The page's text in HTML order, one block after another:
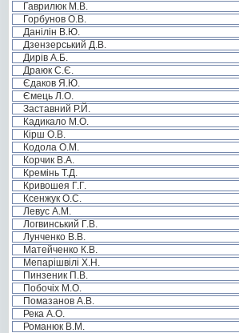
Гаврилюк М.В.
Горбунов О.В.
Данілін В.Ю.
Дзензерський Д.В.
Дирів А.Б.
Драюк С.Є.
Єдаков Я.Ю.
Ємець Л.О.
Заставний Р.Й.
Кадикало М.О.
Кірш О.В.
Кодола О.М.
Корчик В.А.
Кремінь Т.Д.
Кривошея Г.Г.
Ксенжук О.С.
Левус А.М.
Логвинський Г.В.
Лунченко В.В.
Матейченко К.В.
Мепарішвілі Х.Н.
Пинзеник П.В.
Побочіх М.О.
Помазанов А.В.
Река А.О.
Романюк В.М.